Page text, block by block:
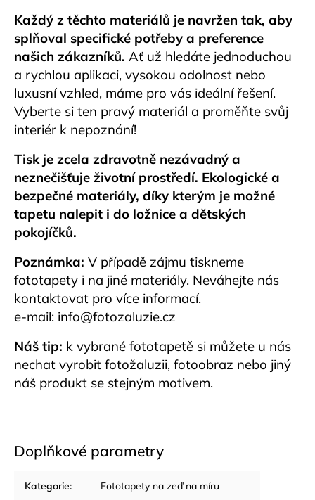
Každý z těchto materiálů je navržen tak, aby
splňoval specifické potřeby a preference
našich zákazníků. Ať už hledáte jednoduchou
a rychlou aplikaci, vysokou odolnost nebo
luxusní vzhled, máme pro vás ideální řešení.
Vyberte si ten pravý materiál a proměňte svůj
interiér k nepoznání!
Tisk je zcela zdravotně nezávadný a
neznečišťuje životní prostředí. Ekologické a
bezpečné materiály, díky kterým je možné
tapetu nalepit i do ložnice a dětských
pokojíčků.
Poznámka: V případě zájmu tiskneme
fototapety i na jiné materiály. Neváhejte nás
kontaktovat pro více informací.
e-mail: info@fotozaluzie.cz
Náš tip: k vybrané fototapetě si můžete u nás
nechat vyrobit fotožaluzii, fotoobraz nebo jiný
náš produkt se stejným motivem.
Doplňkové parametry
Kategorie: Fototapety na zeď na míru